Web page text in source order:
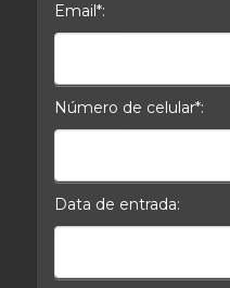
Email*:
Número de celular*:
Data de entrada: